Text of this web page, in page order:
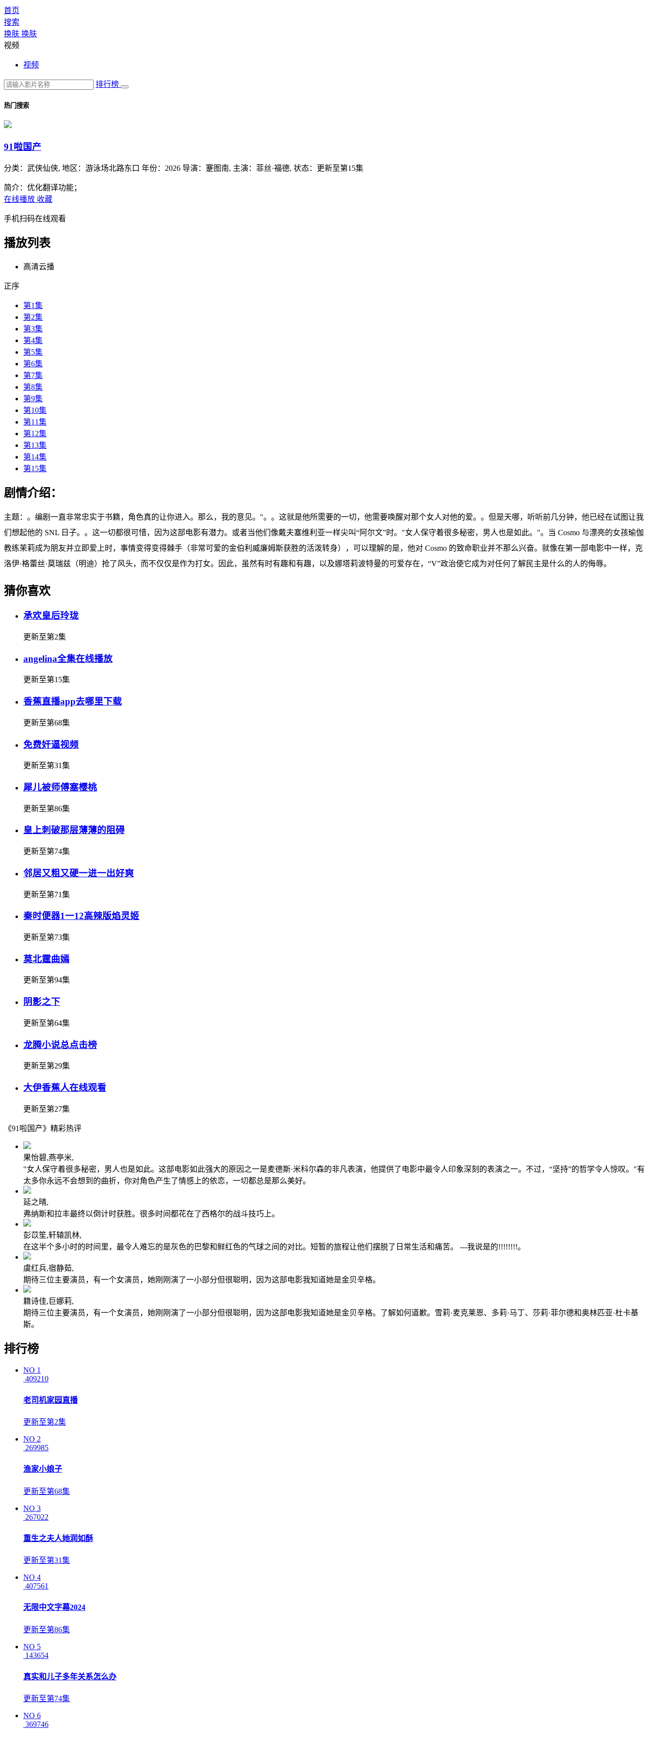
首页
搜索
换肤 换肤
视频
视频
排行榜
热门搜索
91啦国产
分类： 武侠仙侠, 地区： 游泳场北路东口 年份： 2026 导演： 蹇图南, 主演： 菲丝·福德, 状态：更新至第15集
简介：优化翻译功能；
在线播放 收藏
手机扫码在线观看
播放列表
高清云播
正序
第1集
第2集
第3集
第4集
第5集
第6集
第7集
第8集
第9集
第10集
第11集
第12集
第13集
第14集
第15集
剧情介绍：
主题：。编剧一直非常忠实于书籍，角色真的让你进入。那么，我的意见。"。。这就是他所需要的一切，他需要唤醒对那个女人对他的爱。。但是天哪，听听前几分钟，他已经在试图让我
们想起他的 SNL 日子。。这一切都很可惜，因为这部电影有潜力。或者当他们像戴夫塞维利亚一样尖叫“阿尔文”时。"女人保守着很多秘密，男人也是如此。"。当 Cosmo 与漂亮的女孩瑜伽
教练茉莉成为朋友并立即爱上时，事情变得变得棘手（非常可爱的金伯利威廉姆斯获胜的活泼转身），可以理解的是，他对 Cosmo 的致命职业并不那么兴奋。就像在第一部电影中一样，克
洛伊·格蕾丝·莫瑞兹（明迪）抢了风头，而不仅仅是作为打女。因此，虽然有时有趣和有趣，以及娜塔莉波特曼的可爱存在，“V”政治使它成为对任何了解民主是什么的人的侮辱。
猜你喜欢
承欢皇后玲珑
更新至第2集
angelina全集在线播放
更新至第15集
香蕉直播app去哪里下载
更新至第68集
免费奸逼视频
更新至第31集
犀儿被师傅塞樱桃
更新至第86集
皇上刺破那层薄薄的阻碍
更新至第74集
邻居又粗又硬一进一出好爽
更新至第71集
秦时便器1一12高辣版焰灵姬
更新至第73集
莫北霆曲嫣
更新至第94集
阴影之下
更新至第64集
龙腾小说总点击榜
更新至第29集
大伊香蕉人在线观看
更新至第27集
《91啦国产》精彩热评
果怡碧,燕亭米,
"女人保守着很多秘密，男人也是如此。这部电影如此强大的原因之一是麦德斯·米科尔森的非凡表演，他提供了电影中最令人印象深刻的表演之一。不过，“坚持”的哲学令人惊叹。"有
太多你永远不会想到的曲折，你对角色产生了情感上的依恋，一切都总是那么美好。
延之晴,
弗纳斯和拉丰最终以倒计时获胜。很多时间都花在了西格尔的战斗技巧上。
彭苡笙,轩辕凯林,
在这半个多小时的时间里，最令人难忘的是灰色的巴黎和鲜红色的气球之间的对比。短暂的旅程让他们摆脱了日常生活和痛苦。 ---我说是的!!!!!!!!。
虞红兵,宿静茹,
期待三位主要演员，有一个女演员，她刚刚演了一小部分但很聪明，因为这部电影我知道她是金贝辛格。
籍诗佳,巨娜莉,
期待三位主要演员，有一个女演员，她刚刚演了一小部分但很聪明，因为这部电影我知道她是金贝辛格。了解如何道歉。雪莉·麦克莱恩、多莉·马丁、莎莉·菲尔德和奥林匹亚·杜卡基
斯。
排行榜
NO 1
409210
老司机家园直播
更新至第2集
NO 2
269985
渔家小娘子
更新至第68集
NO 3
267022
重生之夫人她润如酥
更新至第31集
NO 4
407561
无限中文字幕2024
更新至第86集
NO 5
143654
真实和儿子多年关系怎么办
更新至第74集
NO 6
369746